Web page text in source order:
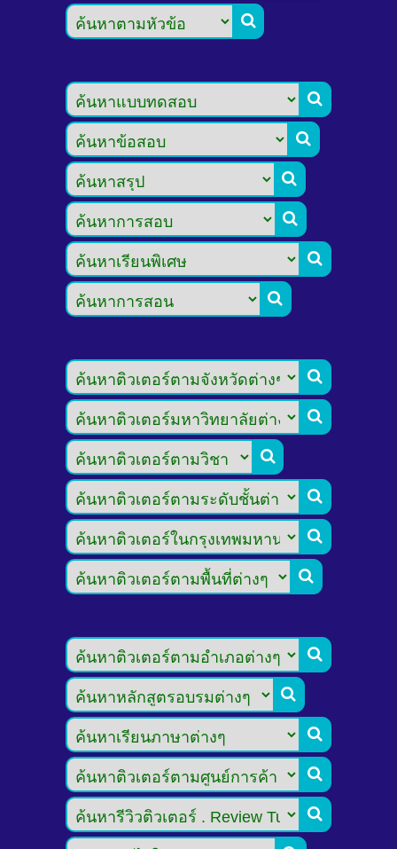

















